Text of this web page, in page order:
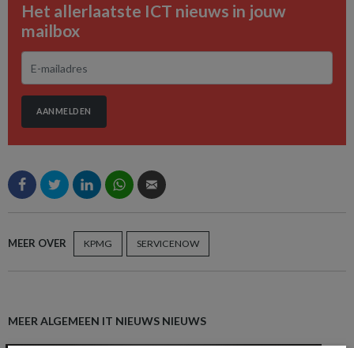
Het allerlaatste ICT nieuws in jouw
mailbox
AANMELDEN
MEER OVER KPMG SERVICENOW
MEER ALGEMEEN IT NIEUWS NIEUWS